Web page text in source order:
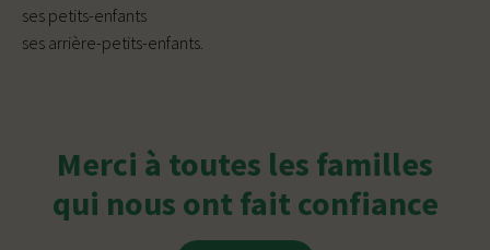
ses petits-enfants
ses arrière-petits-enfants.
Merci à toutes les familles
qui nous ont fait confiance